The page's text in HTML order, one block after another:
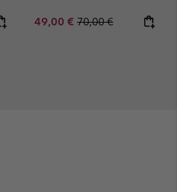
Sale price:
49,00 € Regular price:
70,00 €